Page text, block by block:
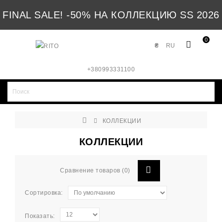
FINAL SALE! -50% НА КОЛЛЕКЦИЮ SS 2026
0
RU
₴
+380993331100
КОЛЛЕКЦИИ
КОЛЛЕКЦИИ
Сравнение товаров (0)
Сортировка:
Показать: